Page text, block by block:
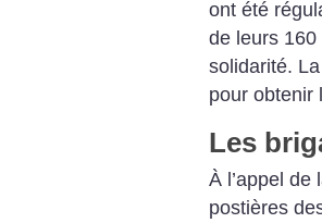
ont été
de leurs
solidarité.
pour obtenir
Les
À l’appel de
postières